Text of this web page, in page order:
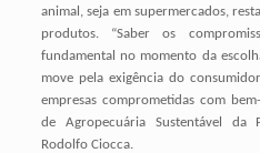
animal, seja em supermercados,
produtos. “Saber os
fundamental no momento da
move pela exigência do
empresas comprometidas com
de Agropecuária Sustentável da
Rodolfo Ciocca.